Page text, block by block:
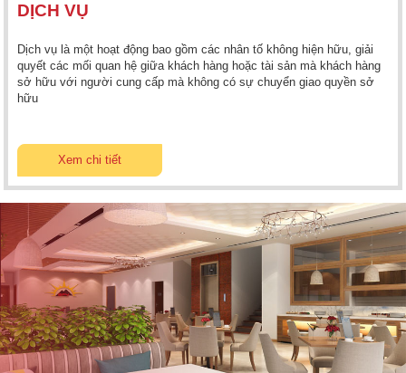
DỊCH VỤ
Dịch vụ là một hoạt động bao gồm các nhân tố không hiện hữu, giải
quyết các mối quan hệ giữa khách hàng hoặc tài sản mà khách hàng
sở hữu với người cung cấp mà không có sự chuyển giao quyền sở
hữu
Xem chi tiết